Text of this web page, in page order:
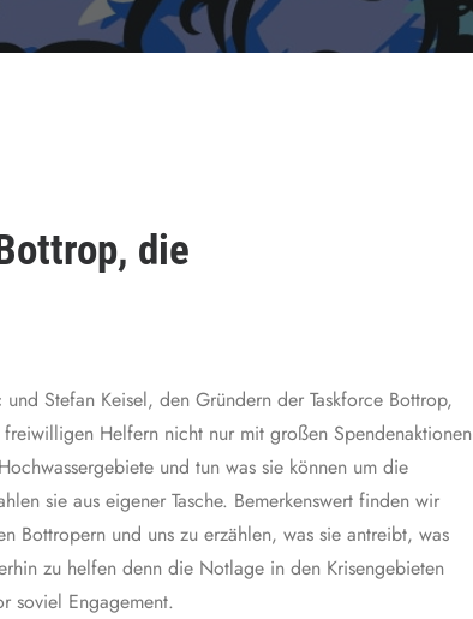
die
Stefan Keisel, den Gründern der Taskforce Bottrop,
Helfern nicht nur mit großen Spendenaktionen
und tun was sie können um die
sie aus eigener Tasche. Bemerkenswert finden wir
Bottropern und uns zu erzählen, was sie antreibt, was
zu helfen denn die Notlage in den Krisengebieten
soviel Engagement.